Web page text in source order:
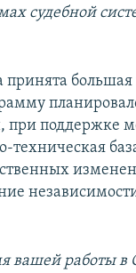
судебной
принята
при поддержке
вашей работы в